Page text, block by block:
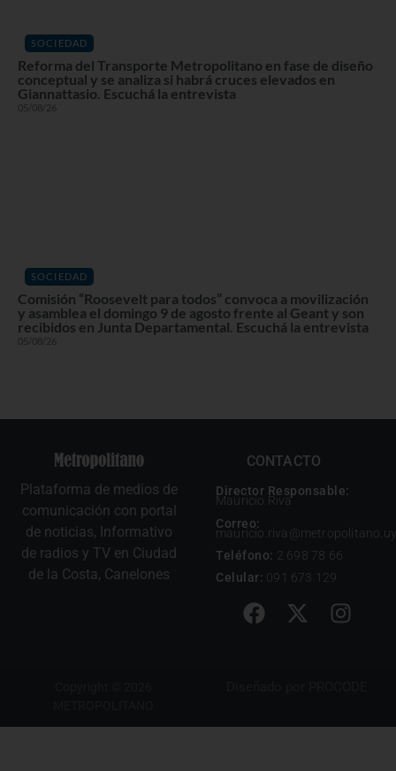
SOCIEDAD
Reforma del Transporte Metropolitano en fase de diseño
conceptual y se analiza si habrá cruces elevados en
Giannattasio. Escuchá la entrevista
05/08/26
SOCIEDAD
Comisión “Roosevelt para todos” convoca a movilización
y asamblea el domingo 9 de agosto frente al Geant y son
recibidos en Junta Departamental. Escuchá la entrevista
05/08/26
Plataforma de medios de
comunicación con portal
de noticias, Informativo
de radios y TV en Ciudad
de la Costa, Canelones
CONTACTO
Director Responsable:
Mauricio Riva
Correo:
mauricio.riva@metropolitano.uy
Teléfono: 2 698 78 66
Celular: 091 673 129